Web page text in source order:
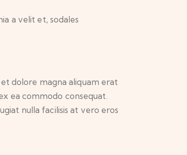
a velit et, sodales
dolore magna aliquam erat
ea commodo consequat.
nulla facilisis at vero eros